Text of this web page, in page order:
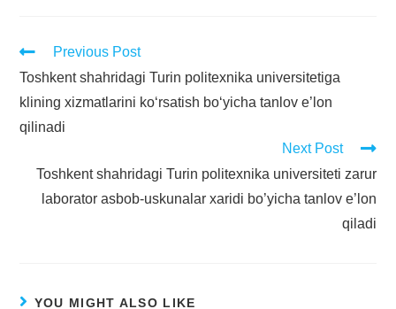
Previous Post
Toshkent shahridagi Turin politexnika universitetiga
klining xizmatlarini ko‘rsatish bo‘yicha tanlov e’lon
qilinadi
Next Post
Toshkent shahridagi Turin politexnika universiteti zarur
laborator asbob-uskunalar xaridi bo’yicha tanlov e’lon
qiladi
YOU MIGHT ALSO LIKE